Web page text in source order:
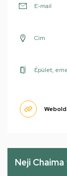
E-mail
Cím
Épület,
Neji Chaima